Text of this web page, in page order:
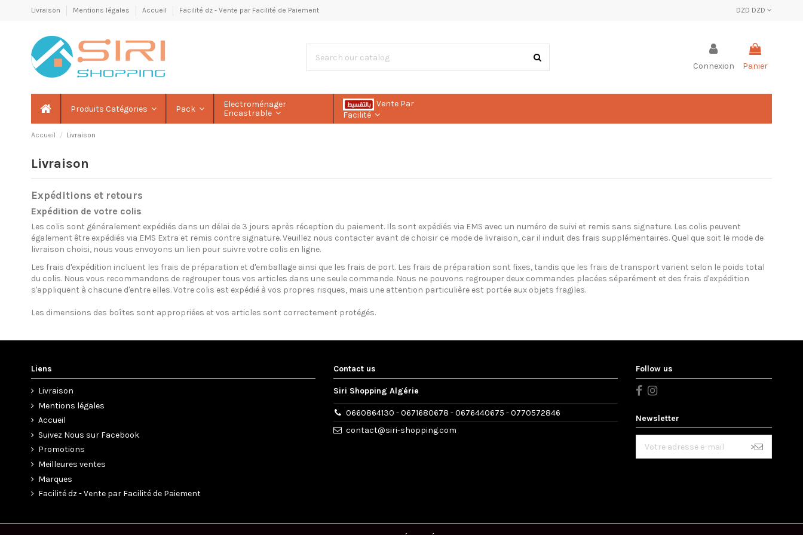
Livraison Mentions légales Accueil Facilité dz - Vente par Facilité de Paiement DZD DZD
Connexion Panier
Produits Catégories Pack
Electroménager
Encastrable
Vente Par
Facilité
Accueil Livraison
Livraison
Expéditions et retours
Expédition de votre colis
Les colis sont généralement expédiés dans un délai de 3 jours après réception du paiement. Ils sont expédiés via EMS avec un numéro de suivi et remis sans signature. Les colis peuvent
également être expédiés via EMS Extra et remis contre signature. Veuillez nous contacter avant de choisir ce mode de livraison, car il induit des frais supplémentaires. Quel que soit le mode de
livraison choisi, nous vous envoyons un lien pour suivre votre colis en ligne.
Les frais d'expédition incluent les frais de préparation et d'emballage ainsi que les frais de port. Les frais de préparation sont fixes, tandis que les frais de transport varient selon le poids total
du colis. Nous vous recommandons de regrouper tous vos articles dans une seule commande. Nous ne pouvons regrouper deux commandes placées séparément et des frais d'expédition
s'appliquent à chacune d'entre elles. Votre colis est expédié à vos propres risques, mais une attention particulière est portée aux objets fragiles.
Les dimensions des boîtes sont appropriées et vos articles sont correctement protégés.
Liens
Livraison
Mentions légales
Accueil
Suivez Nous sur Facebook
Promotions
Meilleures ventes
Marques
Facilité dz - Vente par Facilité de Paiement
Contact us
Siri Shopping Algérie
0660864130 - 0671680678 - 0676440675 - 0770572846
contact@siri-shopping.com
Follow us
Newsletter
>